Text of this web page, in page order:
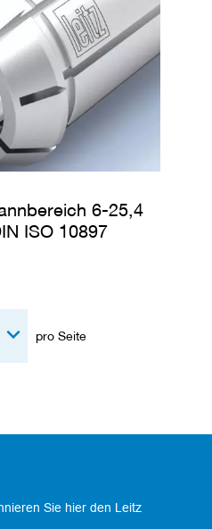
6-25,4
ISO 10897
pro Seite
Sie hier den Leitz